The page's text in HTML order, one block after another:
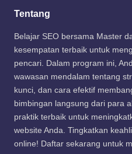
Tentang
Belajar SEO bersama Master
kesempatan terbaik untuk
pencari. Dalam program ini,
wawasan mendalam tentang
kunci, dan cara efektif
bimbingan langsung dari para
praktik terbaik untuk
website Anda. Tingkatkan
online! Daftar sekarang untuk